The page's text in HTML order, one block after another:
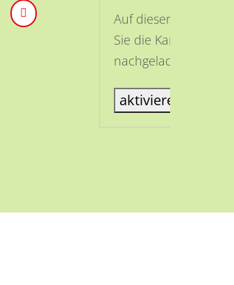
Auf dieser Seite ist
Sie die Karte
nachgeladen.
aktiviere Karte